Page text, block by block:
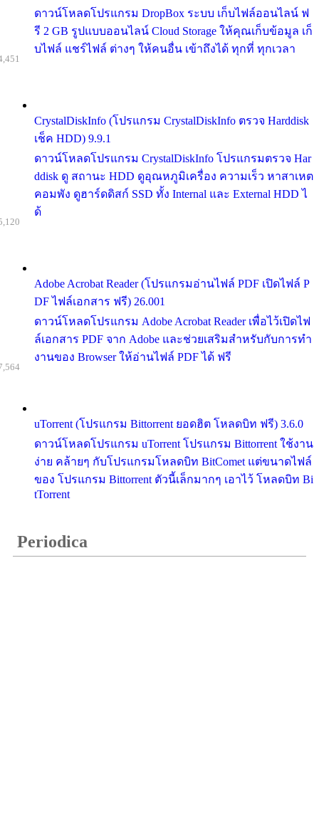
ดาวน์โหลดโปรแกรม DropBox ระบบ เก็บไฟล์ออนไลน์ ฟ
รี 2 GB รูปแบบออนไลน์ Cloud Storage ให้คุณเก็บข้อมูล เก็
บไฟล์ แชร์ไฟล์ ต่างๆ ให้คนอื่น เข้าถึงได้ ทุกที่ ทุกเวลา
CrystalDiskInfo (โปรแกรม CrystalDiskInfo ตรวจ Harddisk
เช็ค HDD) 9.9.1
ดาวน์โหลดโปรแกรม CrystalDiskInfo โปรแกรมตรวจ Har
ddisk ดู สถานะ HDD ดูอุณหภูมิเครื่อง ความเร็ว หาสาเหต
คอมพัง ดูฮาร์ดดิสก์ SSD ทั้ง Internal และ External HDD ไ
ด้
Adobe Acrobat Reader (โปรแกรมอ่านไฟล์ PDF เปิดไฟล์ P
DF ไฟล์เอกสาร ฟรี) 26.001
ดาวน์โหลดโปรแกรม Adobe Acrobat Reader เพื่อไว้เปิดไฟ
ล์เอกสาร PDF จาก Adobe และช่วยเสริมสำหรับกับการทำ
งานของ Browser ให้อ่านไฟล์ PDF ได้ ฟรี
uTorrent (โปรแกรม Bittorrent ยอดฮิต โหลดบิท ฟรี) 3.6.0
ดาวน์โหลดโปรแกรม uTorrent โปรแกรม Bittorrent ใช้งาน
ง่าย คล้ายๆ กับโปรแกรมโหลดบิท BitComet แต่ขนาดไฟล์
ของ โปรแกรม Bittorrent ตัวนี้เล็กมากๆ เอาไว้ โหลดบิท Bi
tTorrent
Periodica